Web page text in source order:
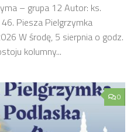
– grupa 12 Autor: ks.
Piesza Pielgrzymka
W środę, 5 sierpnia o godz.
kolumny...
0